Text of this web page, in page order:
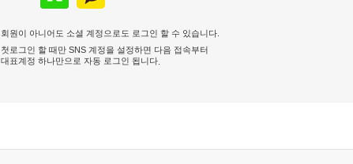
회원이 아니어도 소셜 계정으로도 로그인 할 수 있습니다.
첫로그인 할 때만 SNS 계정을 설정하면 다음 접속부터
대표계정 하나만으로 자동 로그인 됩니다